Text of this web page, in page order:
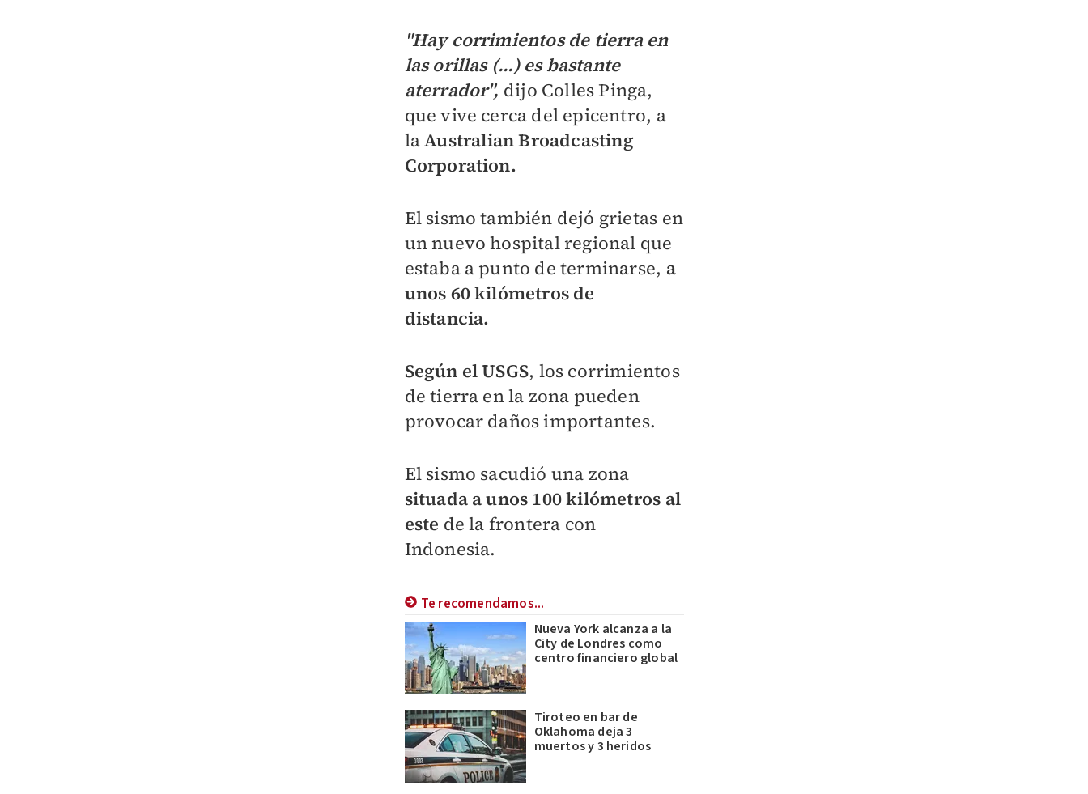
"Hay corrimientos de tierra en
las orillas (...) es bastante
aterrador", dijo Colles Pinga,
que vive cerca del epicentro, a
laAustralian Broadcasting
Corporation.
El sismo también dejó grietas en
un nuevo hospital regional que
estaba a punto de terminarse, a
unos 60 kilómetros de
distancia.
Según el USGS, los corrimientos
de tierra en la zona pueden
provocar daños importantes.
El sismo sacudió una zona
situada a unos 100 kilómetros al
este de la frontera con
Indonesia.
Te recomendamos...
Nueva York alcanza a la
City de Londres como
centro financiero global
Tiroteo en bar de
Oklahoma deja 3
muertos y 3 heridos